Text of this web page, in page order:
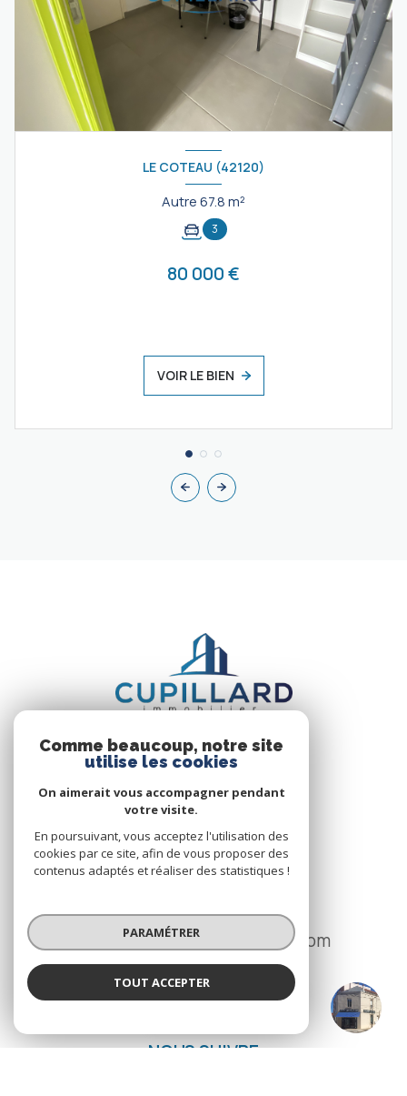
CUPILLARD IMMOBILIER
LE COTEAU (42120)
Autre 67.8 m²
3
80 000 €
VOIR LE BIEN
74 Avenue de Paris
42300Roanne
04 77 70 15 55
ag.roanne@cupillard-immo.com
NOUS SUIVRE
Comme beaucoup, notre site
utilise les cookies
On aimerait vous accompagner pendant
votre visite.
En poursuivant, vous acceptez l'utilisation des
cookies par ce site, afin de vous proposer des
contenus adaptés et réaliser des statistiques !
PARAMÉTRER
TOUT ACCEPTER